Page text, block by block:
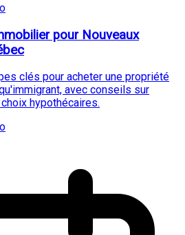
pour Nouveaux
clés pour acheter une propriété
avec conseils sur
hypothécaires.